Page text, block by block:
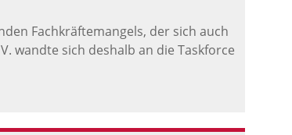
Fachkräftemangels, der sich auch
wandte sich deshalb an die Taskforce